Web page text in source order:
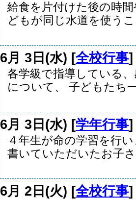
給食を片付けた後の時
どもが同じ水道を使う
6月 3日(水) [全校行事
各学級で指導している
について、 子どもたち
6月 3日(水) [学年行事
４年生が命の学習を行
書いていただいたお子
6月 2日(火) [全校行事